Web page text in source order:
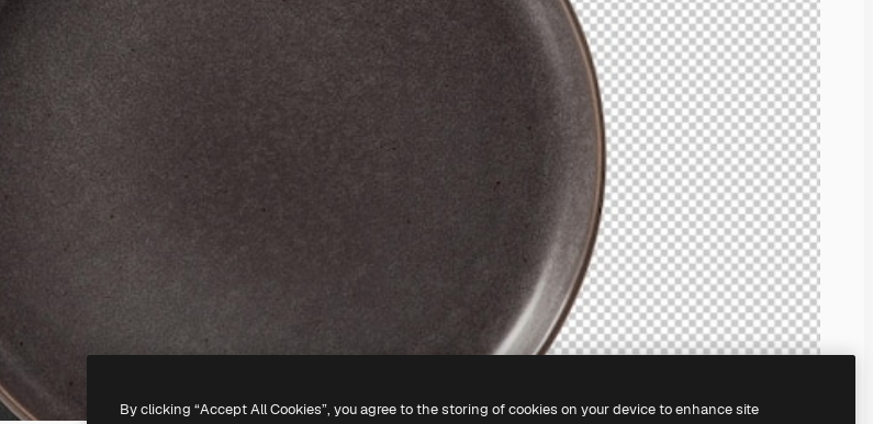
By clicking “Accept All Cookies”, you agree to the storing of cookies on your device to enhance site